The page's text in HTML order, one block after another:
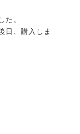
た。
日、購入しま